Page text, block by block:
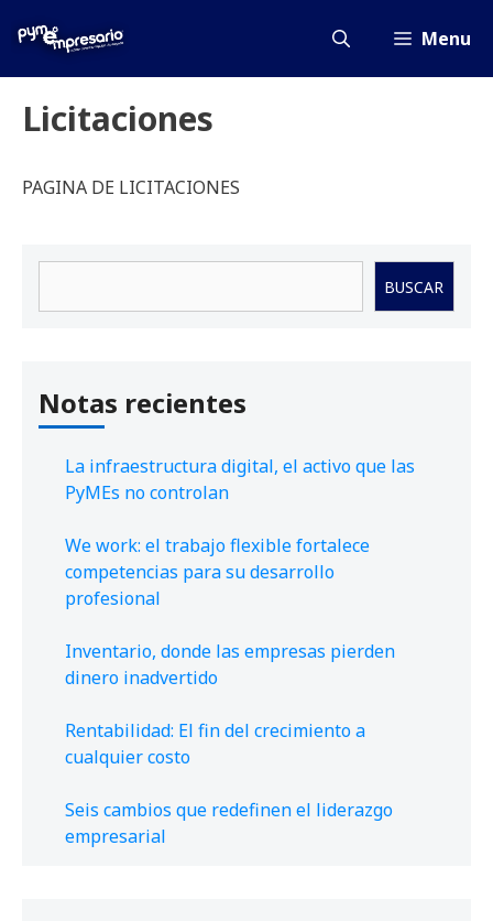
Menu
Licitaciones
PAGINA DE LICITACIONES
BUSCAR
Notas recientes
La infraestructura digital, el activo que las
PyMEs no controlan
We work: el trabajo flexible fortalece
competencias para su desarrollo
profesional
Inventario, donde las empresas pierden
dinero inadvertido
Rentabilidad: El fin del crecimiento a
cualquier costo
Seis cambios que redefinen el liderazgo
empresarial